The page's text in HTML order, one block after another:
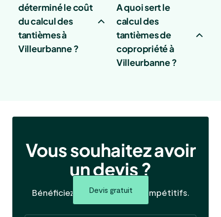
déterminé le coût
du calcul des
tantièmes à
Villeurbanne ?
A quoi sert le
calcul des
tantièmes de
copropriété à
Villeurbanne ?
Vous souhaitez avoir
un devis ?
Bénéficiez de tarifs ultra-compétitifs.
Devis gratuit